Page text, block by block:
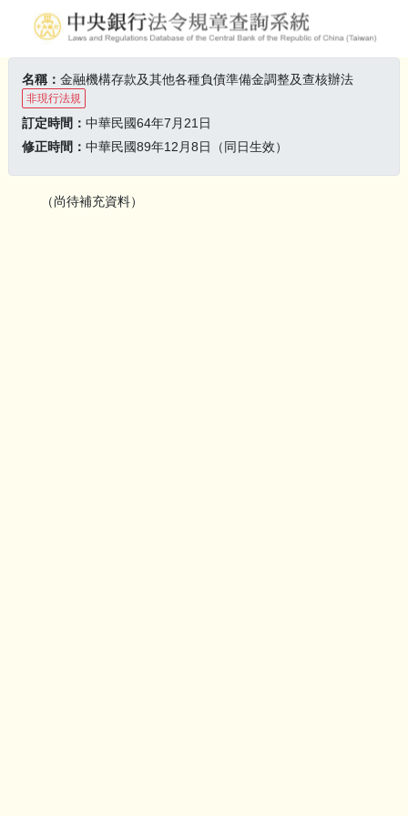
名稱： 金融機構存款及其他各種負債準備金調整及查核辦法
非現行法規
訂定時間： 中華民國64年7月21日
修正時間： 中華民國89年12月8日（同日生效）
（尚待補充資料）